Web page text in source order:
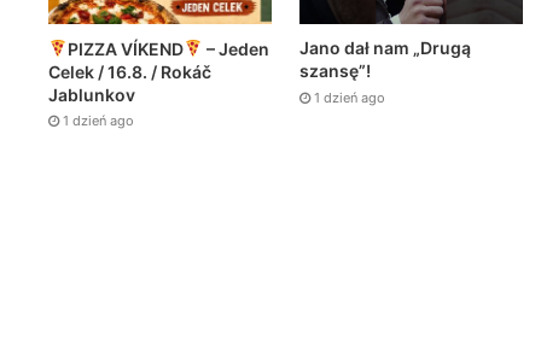
PIZZA VÍKEND
– Jeden
Celek / 16.8. / Rokáč
Jablunkov
1 dzień ago
Jano dał nam „Drugą
szansę”!
1 dzień ago